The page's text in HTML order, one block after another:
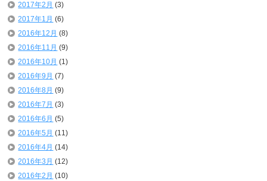
2017年2月 (3)
2017年1月 (6)
2016年12月 (8)
2016年11月 (9)
2016年10月 (1)
2016年9月 (7)
2016年8月 (9)
2016年7月 (3)
2016年6月 (5)
2016年5月 (11)
2016年4月 (14)
2016年3月 (12)
2016年2月 (10)